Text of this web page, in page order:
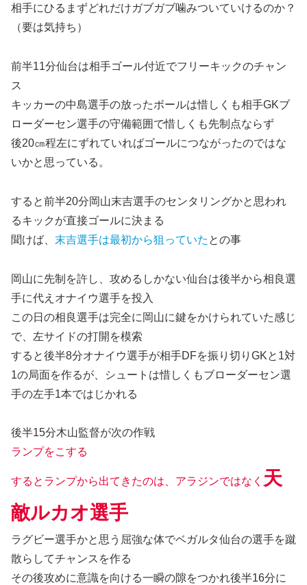
相手にひるまずどれだけガブガブ噛みついていけるのか？
（要は気持ち）
前半11分仙台は相手ゴール付近でフリーキックのチャン
ス
キッカーの中島選手の放ったボールは惜しくも相手GKブ
ローダーセン選手の守備範囲で惜しくも先制点ならず
後20㎝程左にずれていればゴールにつながったのではな
いかと思っている。
すると前半20分岡山末吉選手のセンタリングかと思われ
るキックが直接ゴールに決まる
聞けば、 末吉選手は最初から狙っていた との事
岡山に先制を許し、攻めるしかない仙台は後半から相良選
手に代えオナイウ選手を投入
この日の相良選手は完全に岡山に鍵をかけられていた感じ
で、左サイドの打開を模索
すると後半8分オナイウ選手が相手DFを振り切りGKと1対
1の局面を作るが、シュートは惜しくもブローダーセン選
手の左手1本ではじかれる
後半15分木山監督が次の作戦
ランプをこする
するとランプから出てきたのは、アラジンではなく 天
敵ルカオ選手
ラグビー選手かと思う屈強な体でベガルタ仙台の選手を蹴
散らしてチャンスを作る
その後攻めに意識を向ける一瞬の隙をつかれ後半16分に